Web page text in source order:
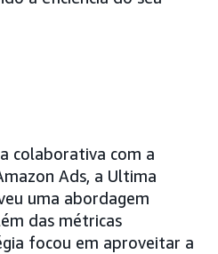
colaborativa com a
Ads, a Ultima
uma abordagem
das métricas
focou em aproveitar a